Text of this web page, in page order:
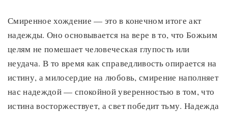
Смиренное хождение — это в конечном итоге акт
надежды. Оно основывается на вере в то, что Божьим
целям не помешает человеческая глупость или
неудача. В то время как справедливость опирается на
истину, а милосердие на любовь, смирение наполняет
нас надеждой — спокойной уверенностью в том, что
истина восторжествует, а свет победит тьму. Надежда